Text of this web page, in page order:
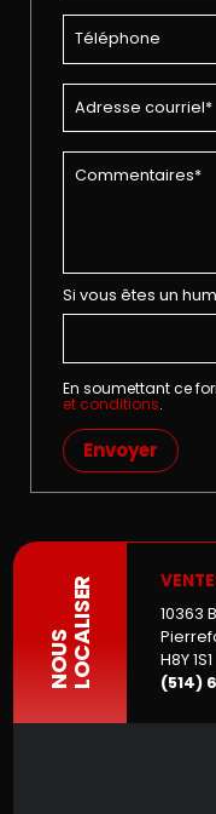
Si vous êtes un
En soumettant ce
et conditions.
Envoyer
NOUSLOCALISER
10363
H8Y 1S1
(514)